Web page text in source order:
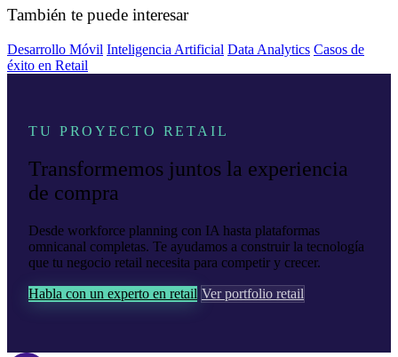
También te puede interesar
Desarrollo Móvil Inteligencia Artificial Data Analytics Casos de
éxito en Retail
TU PROYECTO RETAIL
Transformemos juntos la experiencia
de compra
Desde workforce planning con IA hasta plataformas
omnicanal completas. Te ayudamos a construir la tecnología
que tu negocio retail necesita para competir y crecer.
Habla con un experto en retail Ver portfolio retail